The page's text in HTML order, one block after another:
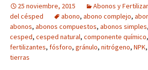
25 noviembre, 2015 Abonos y
del césped
abono, abono complejo,
abonos, abonos compuestos, abonos simples,
cesped, cesped natural, componente químico,
fertilizantes, fósforo, gránulo, nitrógeno, NPK,
tierras